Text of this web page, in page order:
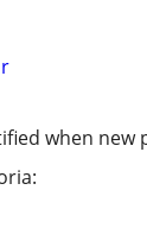
when new